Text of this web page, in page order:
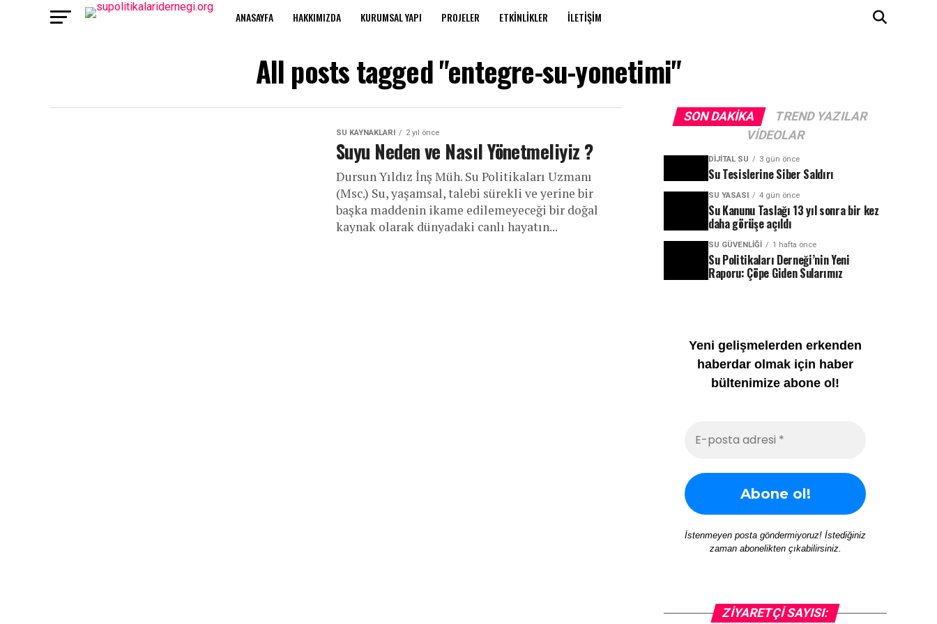
ANASAYFA HAKKIMIZDA KURUMSAL YAPI PROJELER ETKINLIKLER İLETIŞIM
All posts tagged "entegre-su-yonetimi"
SU KAYNAKLARI 2 yıl önce
Suyu Neden ve Nasıl Yönetmeliyiz ?
Dursun Yıldız İnş Müh. Su Politikaları Uzmanı
(Msc.) Su, yaşamsal, talebi sürekli ve yerine bir
başka maddenin ikame edilemeyeceği bir doğal
kaynak olarak dünyadaki canlı hayatın...
SON DAKIKA
TREND YAZILAR
VIDEOLAR
DIJITAL SU 3 gün önce
Su Tesislerine Siber Saldırı
SU YASASI 4 gün önce
Su Kanunu Taslağı 13 yıl sonra bir kez
daha görüşe açıldı
SU GÜVENLIĞI 1 hafta önce
Su Politikaları Derneği’nin Yeni
Raporu: Çöpe Giden Sularımız
Yeni gelişmelerden erkenden
haberdar olmak için haber
bültenimize abone ol!
İstenmeyen posta göndermiyoruz! İstediğiniz
zaman abonelikten çıkabilirsiniz.
ZIYARETÇI SAYISI: